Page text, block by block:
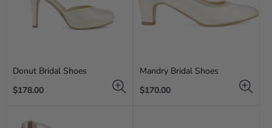
Donut Bridal Shoes
Regular
$178.00
Mandry Bridal Shoes
Regular
$170.00